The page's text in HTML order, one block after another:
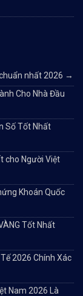
nhất 2026 →
Cho Nhà Đầu
Số Tốt Nhất
cho Người Việt
Khoán Quốc
Tốt Nhất
2026 Chính Xác
Nam 2026 Là